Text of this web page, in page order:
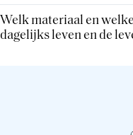
Welk materiaal en
dagelijks leven en de